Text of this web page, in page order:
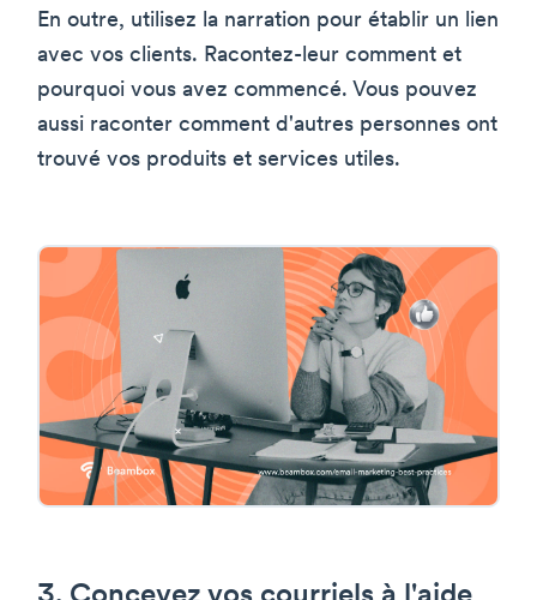
En outre, utilisez la narration pour établir un lien
avec vos clients. Racontez-leur comment et
pourquoi vous avez commencé. Vous pouvez
aussi raconter comment d'autres personnes ont
trouvé vos produits et services utiles.